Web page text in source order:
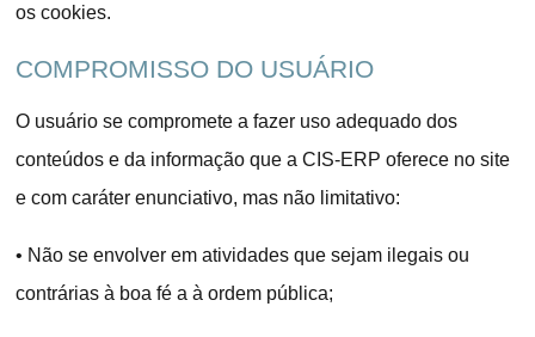
os cookies.
COMPROMISSO DO USUÁRIO
O usuário se compromete a fazer uso adequado dos
conteúdos e da informação que a CIS-ERP oferece no site
e com caráter enunciativo, mas não limitativo:
• Não se envolver em atividades que sejam ilegais ou
contrárias à boa fé a à ordem pública;